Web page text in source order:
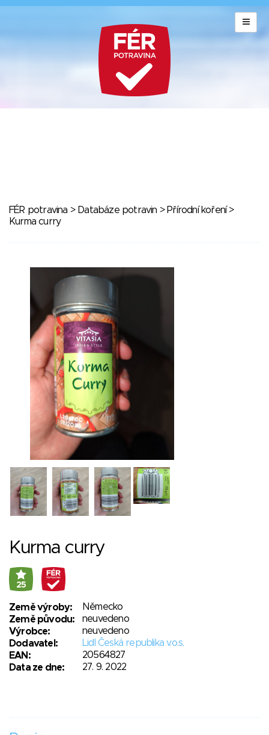
FÉR potravina > Databáze potravin > Přírodní koření>
Kurma curry
Kurma curry
25
Země výroby:
Německo
Země původu:
neuvedeno
Výrobce:
neuvedeno
Dodavatel:
Lidl Česká republika v.o.s.
EAN:
20564827
Data ze dne:
27. 9. 2022